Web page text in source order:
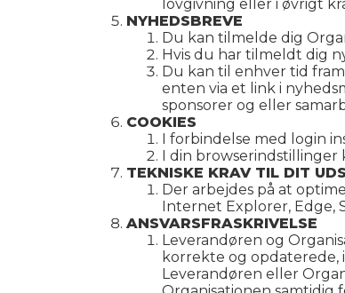
lovgivning eller i øvrigt
NYHEDSBREVE
Du kan tilmelde dig
Hvis du har tilmeldt dig
Du kan til enhver tid
enten via et link i
sponsorer og eller
COOKIES
I forbindelse med login
I din browserindstillinger
TEKNISKE KRAV TIL DIT
Der arbejdes på at
Internet Explorer, Edge,
ANSVARSFRASKRIVELSE
Leverandøren og
korrekte og
Leverandøren eller